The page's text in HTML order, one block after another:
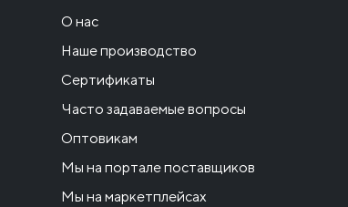
О нас
Наше производство
Сертификаты
Часто задаваемые вопросы
Оптовикам
Мы на портале поставщиков
Мы на маркетплейсах